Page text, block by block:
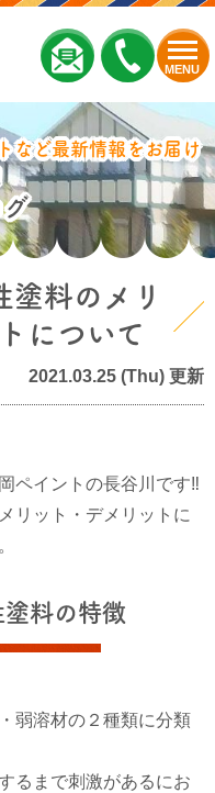
MENU
など最新情報をお届け
グ
塗料のメリ
について
2021.03.25 (Thu) 更新
ペイントの長谷川です‼
リット・デメリットに
料の特徴
弱溶材の２種類に分類
るまで刺激があるにお